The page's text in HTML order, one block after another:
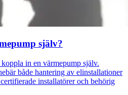
själv?
in en värmepump själv.
både hantering av elinstallationer
installatörer och behörig